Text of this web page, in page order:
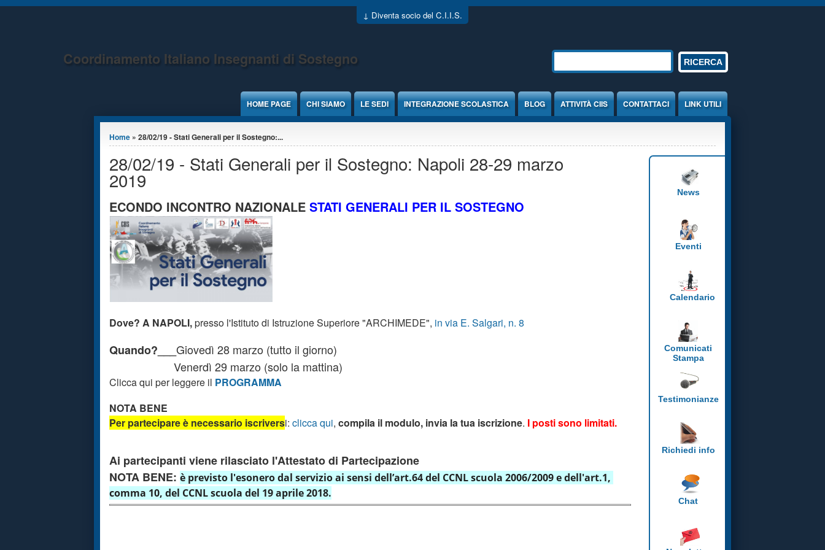
Jump to Content
↓ Diventa socio del C.I.I.S.
Coordinamento Italiano Insegnanti di Sostegno Form di ricerca
HOME PAGE CHI SIAMO LE SEDI INTEGRAZIONE SCOLASTICA BLOG ATTIVITÀ CIIS CONTATTACI LINK UTILI
Tu sei qui
Home » 28/02/19 - Stati Generali per il Sostegno:...
28/02/19 - Stati Generali per il Sostegno: Napoli 28-29 marzo
2019
ECONDO INCONTRO NAZIONALE STATI GENERALI PER IL SOSTEGNO
Dove? A NAPOLI,presso l'Istituto di Istruzione Superiore "ARCHIMEDE", in via E. Salgari, n. 8
Quando?___ Giovedì 28 marzo (tutto il giorno)
Venerdì 29 marzo (solo la mattina)
Clicca qui per leggere il PROGRAMMA
NOTA BENE
Per partecipare è necessario iscriversi: clicca qui, compila il modulo, invia la tua iscrizione. I posti sono limitati.
Ai partecipanti viene rilasciato l'Attestato di Partecipazione
NOTA BENE: è previsto l'esonero dal servizio ai sensi dell’art.64 del CCNL scuola 2006/2009 e dell'art.1,
comma 10, del CCNL scuola del 19 aprile 2018.
News
Eventi
Calendario
Comunicati
Stampa
Testimonianze
Richiedi info
Chat